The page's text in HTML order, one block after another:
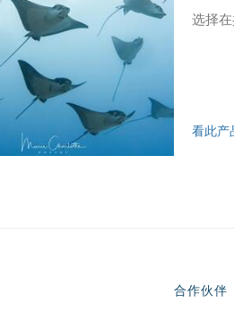
选择
看此产
合作伙伴